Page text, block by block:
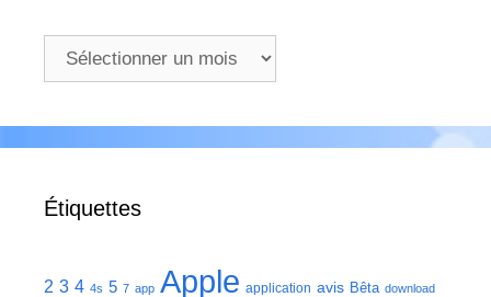
Archives
Étiquettes
2 3 4 4s 5 7 app Apple application avis Bêta download